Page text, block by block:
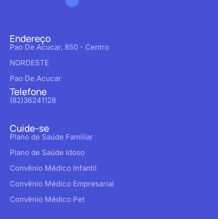
Endereço
Pao De Acucar, 850 - Centro
NORDESTE
Pao De Acucar
Telefone
(82)36241128
Cuide-se
Plano de Saúde Familiar
Plano de Saúde Idoso
Convênio Médico Infantil
Convênio Médico Empresarial
Convênio Médico Pet